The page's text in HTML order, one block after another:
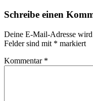
Schreibe einen
Deine E-Mail-Adresse
Felder sind mit * markiert
Kommentar *